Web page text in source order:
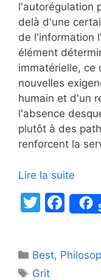
l'autorégulation
delà d'une
de l'information
élément
immatérielle, ce
nouvelles
humain et d'un
l'absence
plutôt à des
renforcent la
Lire la suite
T
er
F
a
e
Catégories
Best,
Étiquettes
Grit